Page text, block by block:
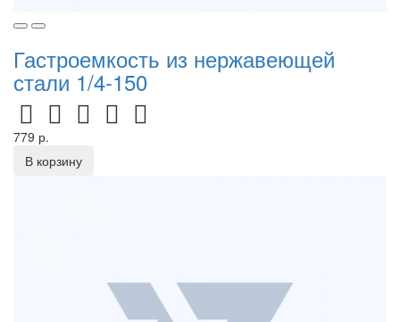
Гастроемкость из нержавеющей
стали 1/4-150
779 р.
В корзину